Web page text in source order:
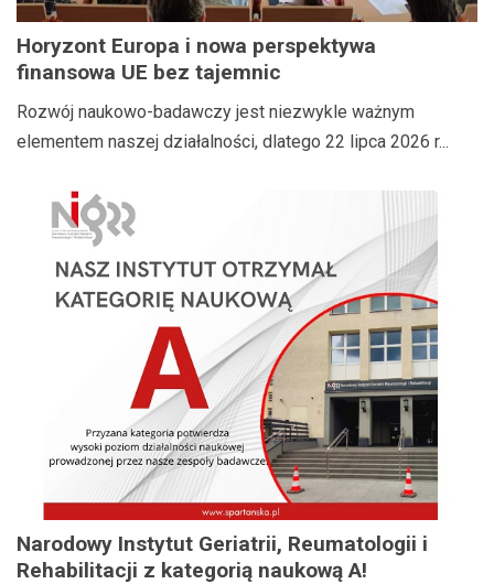
Horyzont Europa i nowa perspektywa
finansowa UE bez tajemnic
Rozwój naukowo-badawczy jest niezwykle ważnym
elementem naszej działalności, dlatego 22 lipca 2026 r...
Narodowy Instytut Geriatrii, Reumatologii i
Rehabilitacji z kategorią naukową A!